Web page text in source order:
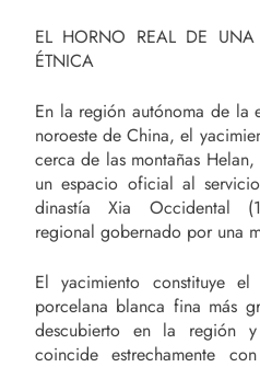
EL HORNO REAL DE
ÉTNICA
En la región autónoma de la
noroeste de China, el
cerca de las montañas
un espacio oficial al
dinastía Xia Occidental
regional gobernado por una
El yacimiento constituye
porcelana blanca fina más
descubierto en la región
coincide estrechamente